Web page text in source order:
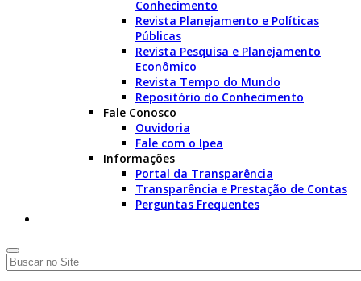
Conhecimento
Revista Planejamento e Políticas
Públicas
Revista Pesquisa e Planejamento
Econômico
Revista Tempo do Mundo
Repositório do Conhecimento
Fale Conosco
Ouvidoria
Fale com o Ipea
Informações
Portal da Transparência
Transparência e Prestação de Contas
Perguntas Frequentes